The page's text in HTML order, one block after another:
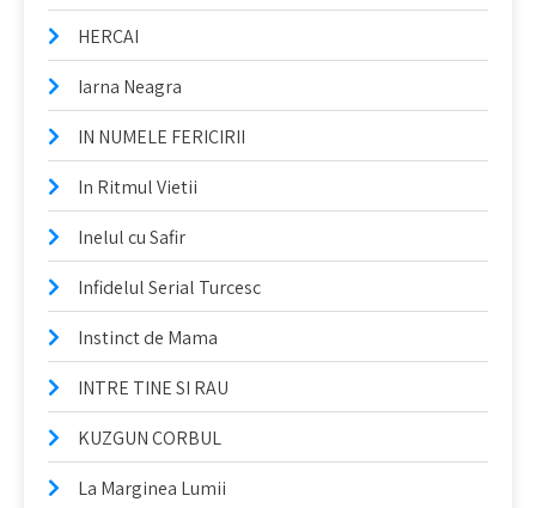
HERCAI
Iarna Neagra
IN NUMELE FERICIRII
In Ritmul Vietii
Inelul cu Safir
Infidelul Serial Turcesc
Instinct de Mama
INTRE TINE SI RAU
KUZGUN CORBUL
La Marginea Lumii